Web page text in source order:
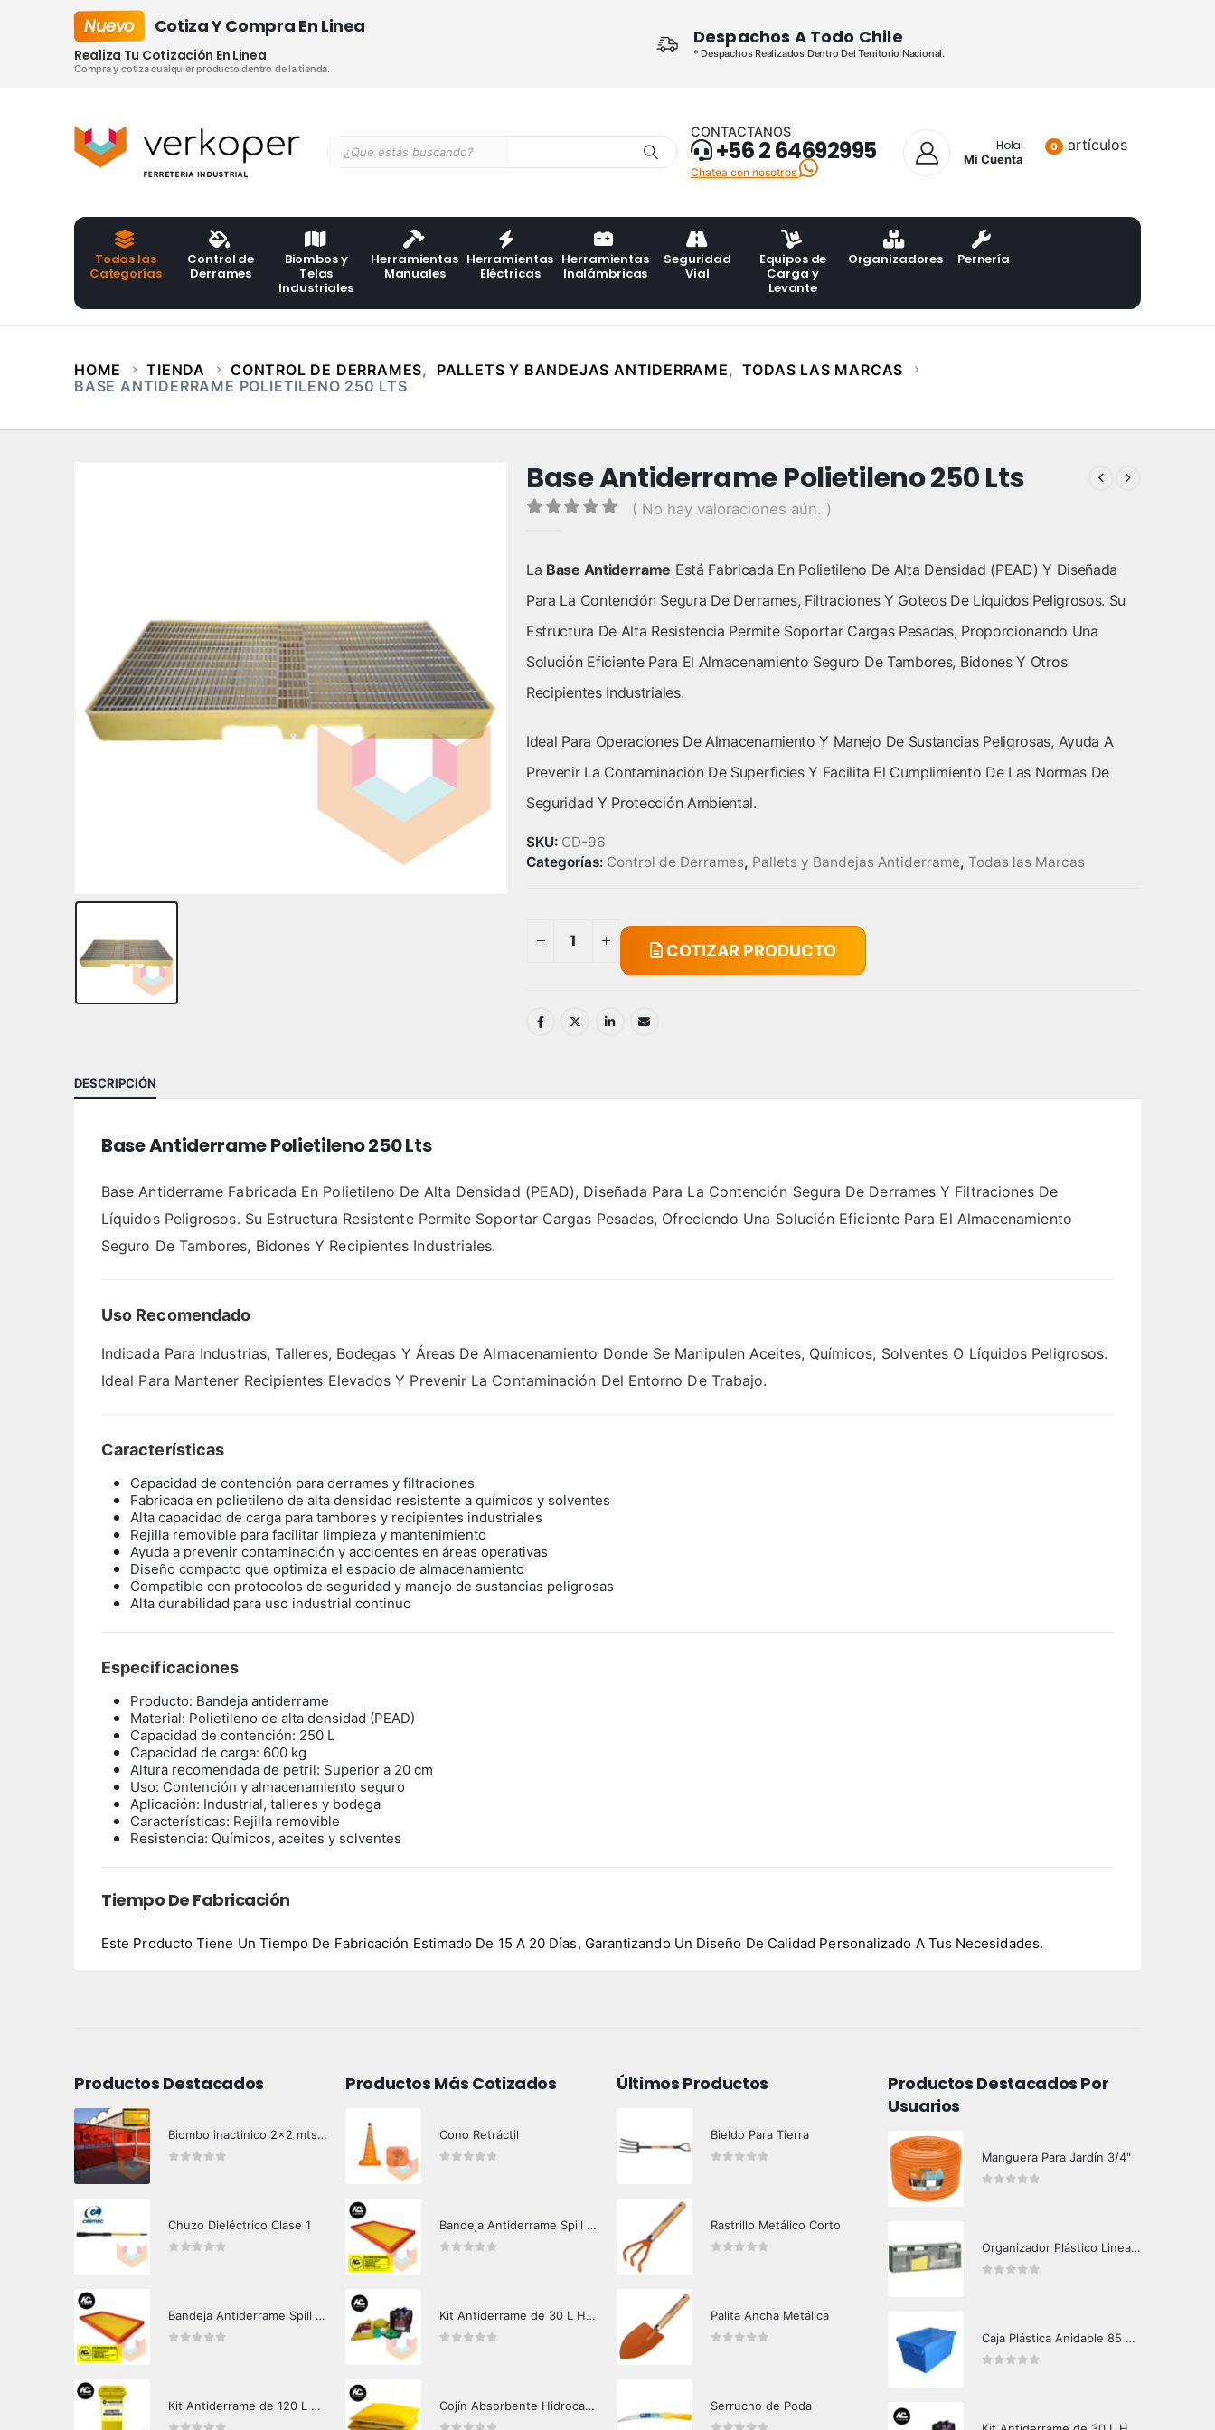
Despachos A Todo Chile
* Despachos Realizados Dentro Del Territorio Nacional.
Nuevo Cotiza Y Compra En Linea
Realiza Tu Cotización En Linea
Compra y cotiza cualquier producto dentro de la tienda.
CONTACTANOS
+56 2 64692995
Chatea con nosotros
Hola!
Mi Cuenta
0 artículos
Todas las
Categorías
Control de
Derrames
Biombos y
Telas
Industriales
Herramientas
Manuales
Herramientas
Eléctricas
Herramientas
Inalámbricas
Seguridad
Vial
Equipos de
Carga y
Levante
Organizadores Pernería
HOME TIENDA CONTROL DE DERRAMES, PALLETS Y BANDEJAS ANTIDERRAME, TODAS LAS MARCAS
BASE ANTIDERRAME POLIETILENO 250 LTS
Base Antiderrame Polietileno 250 Lts
( No hay valoraciones aún. )
La Base Antiderrame Está Fabricada En Polietileno De Alta Densidad (PEAD) Y Diseñada
Para La Contención Segura De Derrames, Filtraciones Y Goteos De Líquidos Peligrosos. Su
Estructura De Alta Resistencia Permite Soportar Cargas Pesadas, Proporcionando Una
Solución Eficiente Para El Almacenamiento Seguro De Tambores, Bidones Y Otros
Recipientes Industriales.
Ideal Para Operaciones De Almacenamiento Y Manejo De Sustancias Peligrosas, Ayuda A
Prevenir La Contaminación De Superficies Y Facilita El Cumplimiento De Las Normas De
Seguridad Y Protección Ambiental.
SKU: CD-96
Categorías: Control de Derrames, Pallets y Bandejas Antiderrame, Todas las Marcas
COTIZAR PRODUCTO
DESCRIPCIÓN
Base Antiderrame Polietileno 250 Lts
Base Antiderrame Fabricada En Polietileno De Alta Densidad (PEAD), Diseñada Para La Contención Segura De Derrames Y Filtraciones De
Líquidos Peligrosos. Su Estructura Resistente Permite Soportar Cargas Pesadas, Ofreciendo Una Solución Eficiente Para El Almacenamiento
Seguro De Tambores, Bidones Y Recipientes Industriales.
Uso Recomendado
Indicada Para Industrias, Talleres, Bodegas Y Áreas De Almacenamiento Donde Se Manipulen Aceites, Químicos, Solventes O Líquidos Peligrosos.
Ideal Para Mantener Recipientes Elevados Y Prevenir La Contaminación Del Entorno De Trabajo.
Características
Capacidad de contención para derrames y filtraciones
Fabricada en polietileno de alta densidad resistente a químicos y solventes
Alta capacidad de carga para tambores y recipientes industriales
Rejilla removible para facilitar limpieza y mantenimiento
Ayuda a prevenir contaminación y accidentes en áreas operativas
Diseño compacto que optimiza el espacio de almacenamiento
Compatible con protocolos de seguridad y manejo de sustancias peligrosas
Alta durabilidad para uso industrial continuo
Especificaciones
Producto: Bandeja antiderrame
Material: Polietileno de alta densidad (PEAD)
Capacidad de contención: 250 L
Capacidad de carga: 600 kg
Altura recomendada de petril: Superior a 20 cm
Uso: Contención y almacenamiento seguro
Aplicación: Industrial, talleres y bodega
Características: Rejilla removible
Resistencia: Químicos, aceites y solventes
Tiempo De Fabricación
Este Producto Tiene Un Tiempo De Fabricación Estimado De 15 A 20 Días, Garantizando Un Diseño De Calidad Personalizado A Tus Necesidades.
Productos Destacados
Biombo inactinico 2x2 mts Hazard Control
Chuzo Dieléctrico Clase 1
Bandeja Antiderrame Spill Barrier 346 litros Certificada
Kit Antiderrame de 120 L Hazard Control (Hidrocarburos - Biodegradable)
Productos Más Cotizados
Cono Retráctil
Bandeja Antiderrame Spill Barrier 117 lts Certificada
Kit Antiderrame de 30 L Hazard Control (Hidrocarburos - Biodegradable)
Cojín Absorbente Hidrocarburos Hazard Control
Últimos Productos
Bieldo Para Tierra
Rastrillo Metálico Corto
Palita Ancha Metálica
Serrucho de Poda
Productos Destacados Por
Usuarios
Manguera Para Jardín 3/4"
Organizador Plástico Linea 4 Uds
Caja Plástica Anidable 85 Lts MKN-330